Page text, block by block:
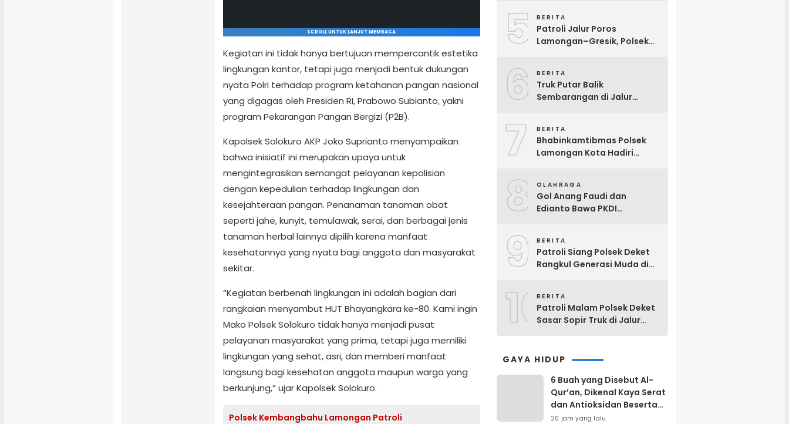
SCROLL UNTUK LANJUT MEMBACA
Kegiatan ini tidak hanya bertujuan mempercantik estetika
lingkungan kantor, tetapi juga menjadi bentuk dukungan
nyata Polri terhadap program ketahanan pangan nasional
yang digagas oleh Presiden RI, Prabowo Subianto, yakni
program Pekarangan Pangan Bergizi (P2B).
Kapolsek Solokuro AKP Joko Suprianto menyampaikan
bahwa inisiatif ini merupakan upaya untuk
mengintegrasikan semangat pelayanan kepolisian
dengan kepedulian terhadap lingkungan dan
kesejahteraan pangan. Penanaman tanaman obat
seperti jahe, kunyit, temulawak, serai, dan berbagai jenis
tanaman herbal lainnya dipilih karena manfaat
kesehatannya yang nyata bagi anggota dan masyarakat
sekitar.
“Kegiatan berbenah lingkungan ini adalah bagian dari
rangkaian menyambut HUT Bhayangkara ke-80. Kami ingin
Mako Polsek Solokuro tidak hanya menjadi pusat
pelayanan masyarakat yang prima, tetapi juga memiliki
lingkungan yang sehat, asri, dan memberi manfaat
langsung bagi kesehatan anggota maupun warga yang
berkunjung,” ujar Kapolsek Solokuro.
Polsek Kembangbahu Lamongan Patroli
Masyarakat yang Lebih Baik
5 BERITA
Patroli Jalur Poros
Lamongan–Gresik, Polsek
Sampah Cegah Risiko
Kebakaran
6 BERITA
Truk Putar Balik
Sembarangan di Jalur
Tabrak Bagian Belakang
7 BERITA
Bhabinkamtibmas Polsek
Lamongan Kota Hadiri
Sinergi Jaga Kamtibmas
8 OLAHRAGA
Gol Anang Faudi dan
Edianto Bawa PKDI
Balas
9 BERITA
Patroli Siang Polsek Deket
Rangkul Generasi Muda di
Belajar dan Kegiatan Positif
10BERITA
Patroli Malam Polsek Deket
Sasar Sopir Truk di Jalur
Cegah Aksi Pencurian
GAYA HIDUP
6 Buah yang Disebut Al-
Qur’an, Dikenal Kaya Serat
dan Antioksidan Beserta
Kandungan Gizinya
20 jam yang lalu